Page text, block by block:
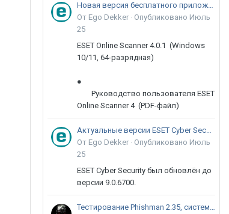
Новая версия бесплатного приложения ESET Online Scanner доступна пользователям
От Ego Dekker · Опубликовано Июль
25
ESET Online Scanner 4.0.1 (Windows
10/11, 64-разрядная)
●
Руководство пользователя ESET
Online Scanner 4 (PDF-файл)
Актуальные версии ESET Cyber Security 9
От Ego Dekker · Опубликовано Июль
25
ESET Cyber Security был обновлён до
версии 9.0.6700.
Тестирование Phishman 2.35, системы повышения осведомлённости пользователей в сфере ИБ